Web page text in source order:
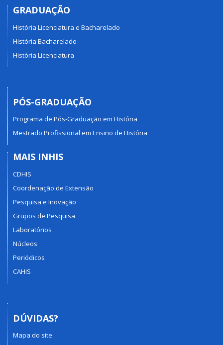
GRADUAÇÃO
História Licenciatura e Bacharelado
História Bacharelado
História Licenciatura
PÓS-GRADUAÇÃO
Programa de Pós-Graduação em História
Mestrado Profissional em Ensino de História
MAIS INHIS
CDHIS
Coordenação de Extensão
Pesquisa e Inovação
Grupos de Pesquisa
Laboratórios
Núcleos
Periódicos
CAHIS
DÚVIDAS?
Mapa do site